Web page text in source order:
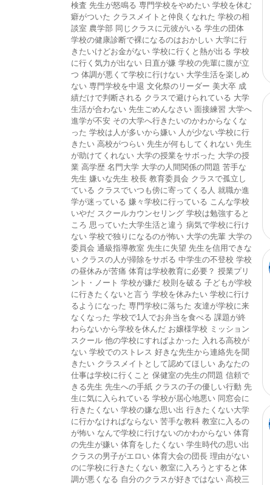
検査 先生が怒鳴る 専門学校をやめたい 学校を休む
癖がついた クラスメイトと仲良くなれた 学校の相
談室 農学部 同じクラスに元彼がいる 学生の団体
学校の健康診断で裸になるのはおかしい 大学に行
きたいけどお金がない 学校に行くと熱が出る 学校
に行く気力が出ない 日直が嫌 学校の先輩に腹が立
つ 体調が悪くて学校に行けない 大学生活を楽しめ
ない 専門学校を中退 文化祭のリーダー 美大卒 成
績だけで判断される クラスで避けられている 大学
生活が合わない 先生ごめんなさい 面接練習 大学へ
進学が不安 その大学へ行きたいのかわからなくな
った 学校は人が多いから嫌い 人が少ない学校に行
きたい 高校がつらい 先生が何もしてくれない 先生
が助けてくれない 大学の授業をサボった 大学の授
業 高学歴 名門大学 大学の人間関係の問題 苦手な
先生 嫌いな先生 校長 教育委員会 クラスで孤立し
ている クラスでいつも傍に寄ってくる人 就職か進
学が迷っている 嫌々学校に行っている こんな学校
いやだ スクールカウンセリング 学校は勉強すると
ころ 思っていた大学生活と違う 病気で学校に行け
ない 学校で独りになるのが怖い 大学の先輩 大学の
委員会 通級指導教室 先生に失望 先生を信用できな
い クラスの人が掃除をサボる 中学生の不登校 学校
の昼休みが苦痛 体育は学校教育に必要？ 授業プリ
ント・ノート 学校が嫌だ 校則を破る 子どもが学校
に行きたくないと言う 学校を休みたい 学校に行け
るようになった 専門学校に落ちた 友達が学校に来
なくなった 学校で1人でお弁当を食べる 課題が終
わらないから学校を休んだ お嬢様学校 ミッション
スクール 他の学校にすればよかった 入れる高校が
ない 学校でのストレス 好きな先生から連絡先を聞
きたい クラスメイトとして認めてほしい あなたの
仕事は学校に行くこと 保健室の先生の問題 信頼で
きる先生 先生への手紙 クラスの子の優しい行動 先
生に気に入られている 学校が居心地悪い 同窓会に
行きたくない 学校の嫌な思い出 行きたくない大学
に行かなければならない 苦手な教科 教室に入るの
が怖い なんで学校に行けないのかわからない 体育
の先生が嫌い 体育をしたくない 学生時代の思い出
クラスの男子がエロい 体育大会の団長 理由がない
のに学校に行きたくない 教室に入ろうとすると体
調が悪くなる 自分のクラスが好きではない 高校三